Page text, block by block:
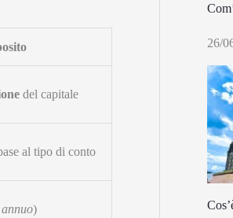
del capitale
al tipo di conto
)
26/